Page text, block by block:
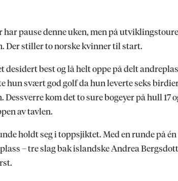
har pause denne uken, men på
Der stiller to norske kvinner til start.
desidert best og lå helt oppe på delt
hun svært god golf da hun leverte seks
Dessverre kom det to sure bogeyer på hull 17
av tavlen.
holdt seg i toppsjiktet. Med en runde på
– tre slag bak islandske Andrea